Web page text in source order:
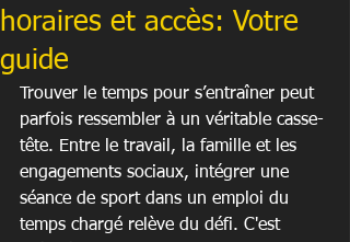
horaires et accès: Votre
guide
Trouver le temps pour s’entraîner peut
parfois ressembler à un véritable casse-
tête. Entre le travail, la famille et les
engagements sociaux, intégrer une
séance de sport dans un emploi du
temps chargé relève du défi. C'est